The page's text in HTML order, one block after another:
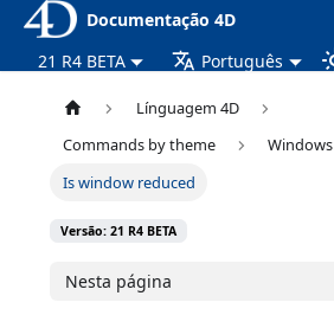
Documentação 4D
21 R4 BETA
Português
Línguagem 4D
Commands by theme
Windows
Is window reduced
Versão: 21 R4 BETA
Nesta página